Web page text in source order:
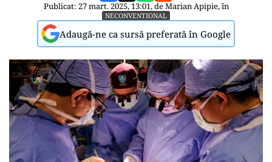
Publicat: 27 mart. 2025, 13:01, deMarian Apipie, în
NECONVENTIONAL
Adaugă-ne ca sursă preferată în Google